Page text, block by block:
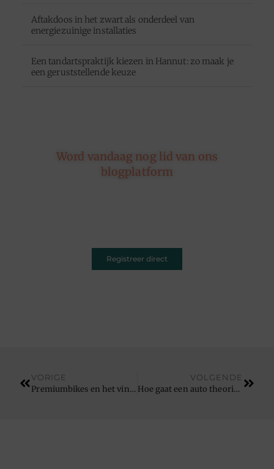
Aftakdoos in het zwart als onderdeel van
energiezuinige installaties
Een tandartspraktijk kiezen in Hannut: zo maak je
een geruststellende keuze
Word vandaag nog lid van ons
blogplatform
Registreer direct
VORIGE
Premiumbikes en het vinden van een elektrische fiets.
VOLGENDE
Hoe gaat een auto theorie examen?